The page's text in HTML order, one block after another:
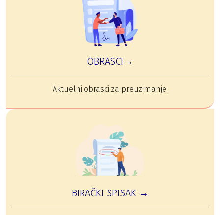
OBRASCI→
Aktuelni obrasci za preuzimanje.
BIRAČKI SPISAK →